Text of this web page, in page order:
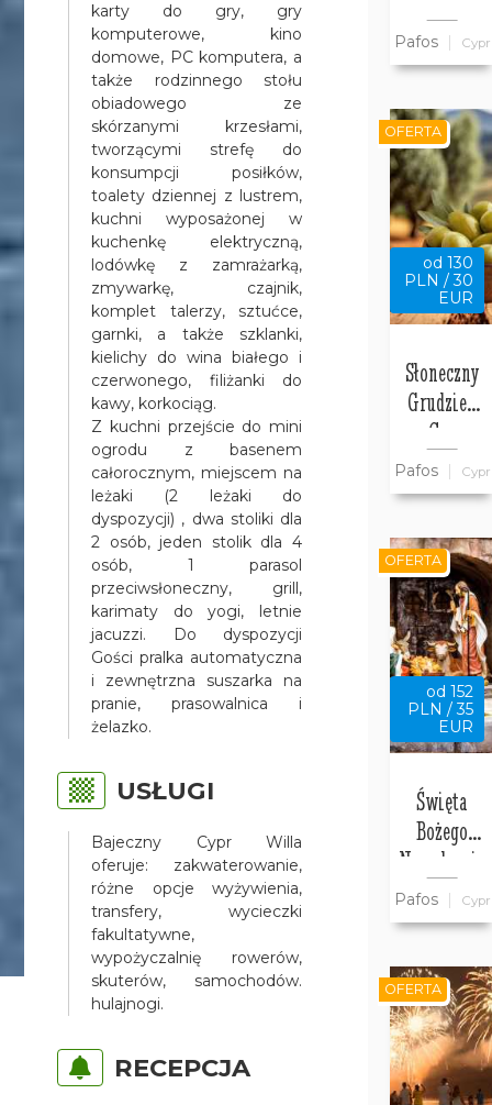
karty do gry, gry
komputerowe, kino
domowe, PC komputera, a
także rodzinnego stołu
obiadowego ze
skórzanymi krzesłami,
tworzącymi strefę do
konsumpcji posiłków,
toalety dziennej z lustrem,
kuchni wyposażonej w
kuchenkę elektryczną,
lodówkę z zamrażarką,
zmywarkę, czajnik,
komplet talerzy, sztućce,
garnki, a także szklanki,
kielichy do wina białego i
czerwonego, filiżanki do
kawy, korkociąg.
Z kuchni przejście do mini
ogrodu z basenem
całorocznym, miejscem na
leżaki (2 leżaki do
dyspozycji) , dwa stoliki dla
2 osób, jeden stolik dla 4
osób, 1 parasol
przeciwsłoneczny, grill,
karimaty do yogi, letnie
jacuzzi. Do dyspozycji
Gości pralka automatyczna
i zewnętrzna suszarka na
pranie, prasowalnica i
żelazko.
USŁUGI
Bajeczny Cypr Willa
oferuje: zakwaterowanie,
różne opcje wyżywienia,
transfery, wycieczki
fakultatywne,
wypożyczalnię rowerów,
skuterów, samochodów.
hulajnogi.
RECEPCJA
Bajeczny
Cypr
Pafos Cypr
od 130
PLN / 30
EUR
Słoneczny
Grudzień
na Cyprze
w Pafos w
Willi
Cypr
Pafos Cypr
OFERTA
od 152
PLN / 35
EUR
Święta
Bożego
Narodzenia
w willi
Bajeczny
Pafos
Pafos Cypr
OFERTA
OFERTA